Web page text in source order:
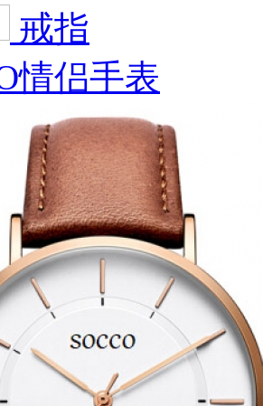
戒指
情侣手表